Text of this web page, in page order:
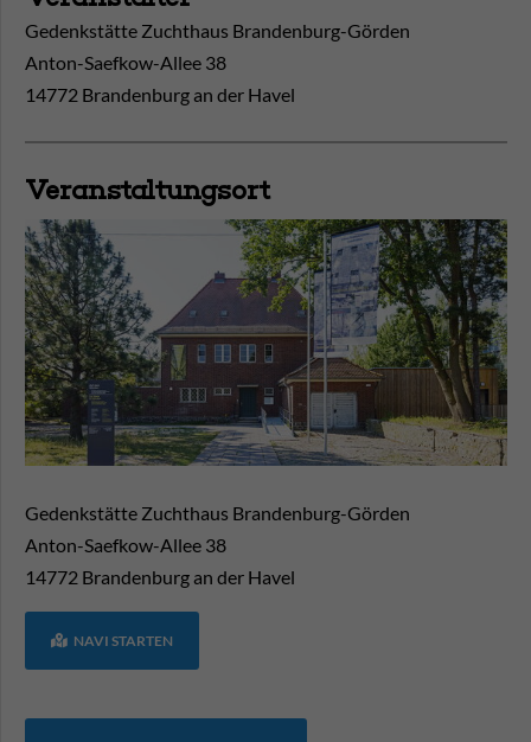
Gedenkstätte Zuchthaus Brandenburg-Görden
Anton-Saefkow-Allee 38
14772 Brandenburg an der Havel
Veranstaltungsort
Gedenkstätte Zuchthaus Brandenburg-Görden
Anton-Saefkow-Allee 38
14772 Brandenburg an der Havel
NAVI STARTEN